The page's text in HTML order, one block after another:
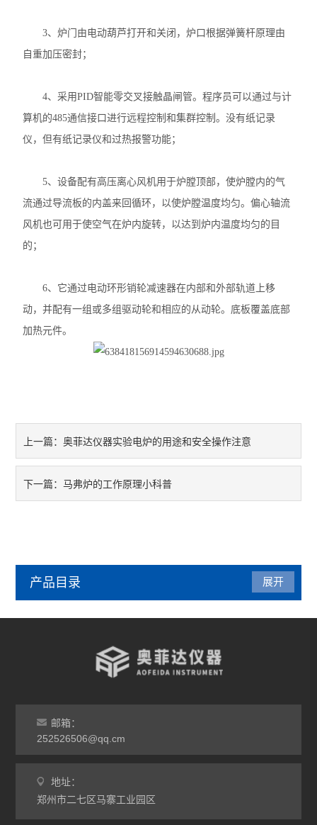
3、炉门由电动葫芦打开和关闭，炉口根据弹簧杆原理由
自重加压密封；
4、采用PID智能零交叉接触晶闸管。程序员可以通过与计
算机的485通信接口进行远程控制和集群控制。没有纸记录
仪，但有纸记录仪和过热报警功能；
5、设备配有高压离心风机用于炉膛顶部，使炉膛内的气
流通过导流板的内盖来回循环，以使炉膛温度均匀。偏心轴流
风机也可用于使空气在炉内旋转，以达到炉内温度均匀的目
的；
6、它通过电动环形销轮减速器在内部和外部轨道上移
动，并配有一组或多组驱动轮和相应的从动轮。底板覆盖底部
加热元件。
上一篇：奥菲达仪器实验电炉的用途和安全操作注意
下一篇：马弗炉的工作原理小科普
产品目录
干燥箱
烘箱
工业电炉
展开
邮箱：
252526506@qq.cm
地址：
郑州市二七区马寨工业园区